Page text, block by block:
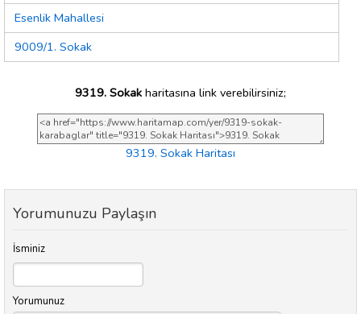
Esenlik Mahallesi
9009/1. Sokak
9319. Sokak haritasına link verebilirsiniz;
9319. Sokak Haritası
Yorumunuzu Paylaşın
İsminiz
Yorumunuz